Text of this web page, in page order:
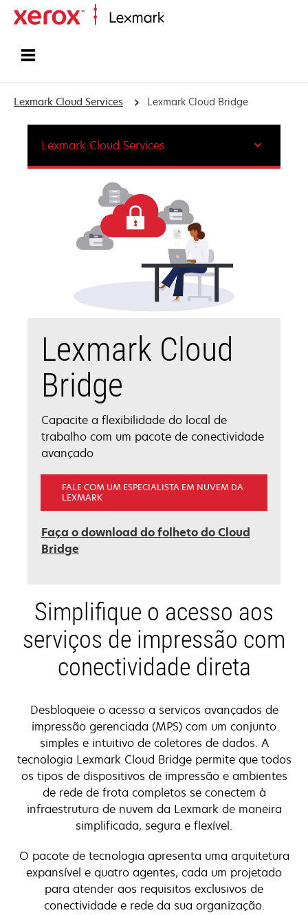
Lexmark Cloud Services Lexmark Cloud Bridge
Lexmark Cloud
Bridge
Capacite a flexibilidade do local de
trabalho com um pacote de conectividade
avançado
FALE COM UM ESPECIALISTA EM NUVEM DA
LEXMARK
Faça o download do folheto do Cloud
Bridge
tab
Lexmark Cloud Services
Simplifique o acesso aos
serviços de impressão com
conectividade direta
Desbloqueie o acesso a serviços avançados de
impressão gerenciada (MPS) com um conjunto
simples e intuitivo de coletores de dados. A
tecnologia Lexmark Cloud Bridge permite que todos
os tipos de dispositivos de impressão e ambientes
de rede de frota completos se conectem à
infraestrutura de nuvem da Lexmark de maneira
simplificada, segura e flexível.
O pacote de tecnologia apresenta uma arquitetura
expansível e quatro agentes, cada um projetado
para atender aos requisitos exclusivos de
conectividade e rede da sua organização.